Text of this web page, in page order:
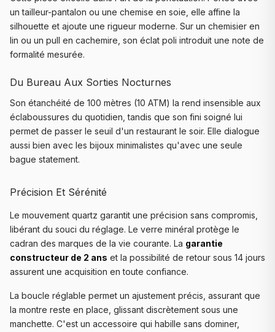
un tailleur-pantalon ou une chemise en soie, elle affine la
silhouette et ajoute une rigueur moderne. Sur un chemisier en
lin ou un pull en cachemire, son éclat poli introduit une note de
formalité mesurée.
Du Bureau Aux Sorties Nocturnes
Son étanchéité de 100 mètres (10 ATM) la rend insensible aux
éclaboussures du quotidien, tandis que son fini soigné lui
permet de passer le seuil d'un restaurant le soir. Elle dialogue
aussi bien avec les bijoux minimalistes qu'avec une seule
bague statement.
Précision Et Sérénité
Le mouvement quartz garantit une précision sans compromis,
libérant du souci du réglage. Le verre minéral protège le
cadran des marques de la vie courante. La garantie
constructeur de 2 ans et la possibilité de retour sous 14 jours
assurent une acquisition en toute confiance.
La boucle réglable permet un ajustement précis, assurant que
la montre reste en place, glissant discrètement sous une
manchette. C'est un accessoire qui habille sans dominer,